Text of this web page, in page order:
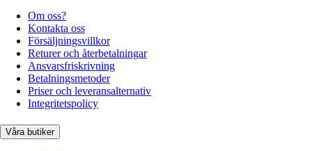
Om oss?
Kontakta oss
Försäljningsvillkor
Returer och återbetalningar
Ansvarsfriskrivning
Betalningsmetoder
Priser och leveransalternativ
Integritetspolicy
Våra butiker